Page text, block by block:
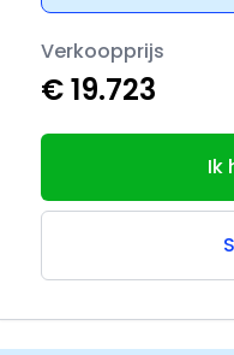
Verkoopprijs
€ 19.723
Ik